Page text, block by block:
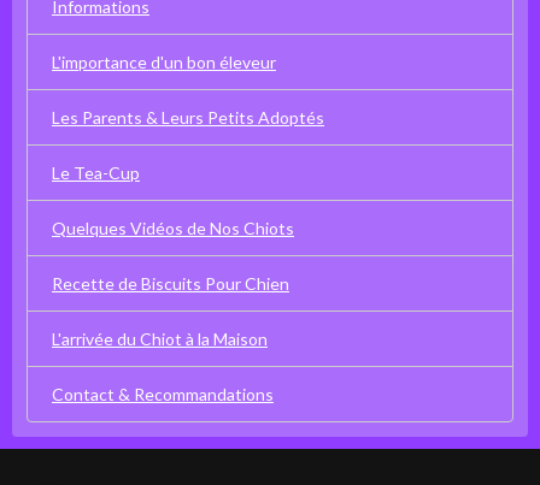
Informations
L'importance d'un bon éleveur
Les Parents & Leurs Petits Adoptés
Le Tea-Cup
Quelques Vidéos de Nos Chiots
Recette de Biscuits Pour Chien
L'arrivée du Chiot à la Maison
Contact & Recommandations